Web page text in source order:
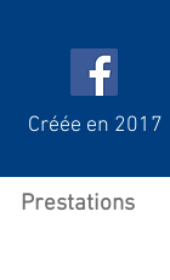
Créée en 2017
Prestations